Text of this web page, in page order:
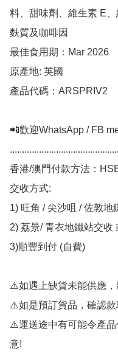
料、甜味劑、維生素 E
麩質及咖啡因
最佳食用期：Mar 2026
原產地: 英國
產品代碼：ARSPRIV2
📲歡迎WhatsApp / FB
香港/澳門付款方法：
交收方式:
1) 旺角 / 尖沙咀 / 佐敦地
2) 荔景/ 青衣地鐵站交收
3)順豐到付 (自費)
⚠️如遇上缺貨未能供應
⚠️如是預訂貨品，確認
⚠️運送途中有可能令產品
意!